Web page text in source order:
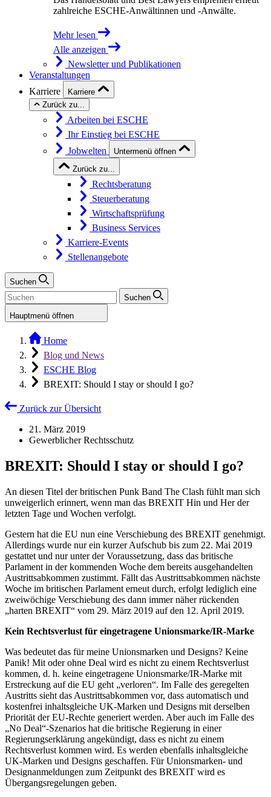
zahlreiche ESCHE-Anwältinnen und -Anwälte.
Mehr lesen
Alle anzeigen
Newsletter und Publikationen
Veranstaltungen
Karriere
Karriere
Zurück zu...
Arbeiten bei ESCHE
Ihr Einstieg bei ESCHE
Jobwelten
Untermenü öffnen
Zurück zu...
Rechtsberatung
Steuerberatung
Wirtschaftsprüfung
Business Services
Karriere-Events
Stellenangebote
Suchen
Suchen
Hauptmenü öffnen
Home
Blog und News
ESCHE Blog
BREXIT: Should I stay or should I go?
Zurück zur Übersicht
21. März 2019
Gewerblicher Rechtsschutz
BREXIT: Should I stay or should I go?
An diesen Titel der britischen Punk Band The Clash fühlt man sich
unweigerlich erinnert, wenn man das BREXIT Hin und Her der
letzten Tage und Wochen verfolgt.
Gestern hat die EU nun eine Verschiebung des BREXIT genehmigt.
Allerdings wurde nur ein kurzer Aufschub bis zum 22. Mai 2019
gestattet und nur unter der Voraussetzung, dass das britische
Parlament in der kommenden Woche dem bereits ausgehandelten
Austrittsabkommen zustimmt. Fällt das Austrittsabkommen nächste
Woche im britischen Parlament erneut durch, erfolgt lediglich eine
zweiwöchige Verschiebung des dann immer näher rückenden
„harten BREXIT“ vom 29. März 2019 auf den 12. April 2019.
Kein Rechtsverlust für eingetragene Unionsmarke/IR-Marke
Was bedeutet das für meine Unionsmarken und Designs? Keine
Panik! Mit oder ohne Deal wird es nicht zu einem Rechtsverlust
kommen, d. h. keine eingetragene Unionsmarke/IR-Marke mit
Erstreckung auf die EU geht „verloren“. Im Falle des geregelten
Austritts sieht das Austrittsabkommen vor, dass automatisch und
kostenfrei inhaltsgleiche UK-Marken und Designs mit derselben
Priorität der EU-Rechte generiert werden. Aber auch im Falle des
„No Deal“-Szenarios hat die britische Regierung in einer
Regierungserklärung angekündigt, dass es nicht zu einem
Rechtsverlust kommen wird. Es werden ebenfalls inhaltsgleiche
UK-Marken und Designs geschaffen. Für Unionsmarken- und
Designanmeldungen zum Zeitpunkt des BREXIT wird es
Übergangsregelungen geben.